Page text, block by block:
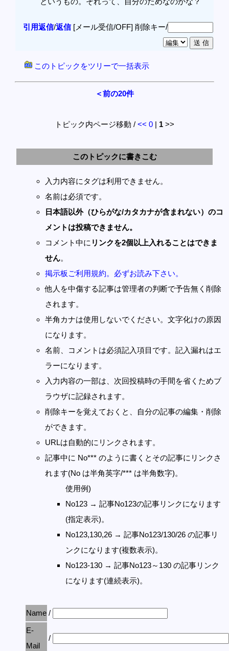
引用返信/返信[メール受信/OFF] 削除キー/
このトピックをツリーで一括表示
＜前の20件
トピック内ページ移動 / << 0 | 1 >>
このトピックに書きこむ
入力内容にタグは利用できません。
名前は必須です。
日本語以外（ひらがな/カタカナが含まれない）のコ
メントは投稿できません。
コメント中に リンクを2個以上入れることはできま
せん。
掲示板ご利用規約。必ずお読み下さい。
他人を中傷する記事は管理者の判断で予告無く削除
されます。
半角カナは使用しないでください。文字化けの原因
になります。
名前、コメントは必須記入項目です。記入漏れはエ
ラーになります。
入力内容の一部は、次回投稿時の手間を省くためブ
ラウザに記録されます。
削除キーを覚えておくと、自分の記事の編集・削除
ができます。
URLは自動的にリンクされます。
記事中に No*** のように書くとその記事にリンクさ
れます(No は半角英字/*** は半角数字)。
使用例)
No123 → 記事No123の記事リンクになります
(指定表示)。
No123,130,26 → 記事No123/130/26 の記事リ
ンクになります(複数表示)。
No123-130 → 記事No123～130 の記事リンク
になります(連続表示)。
Name /
E-
Mail
/